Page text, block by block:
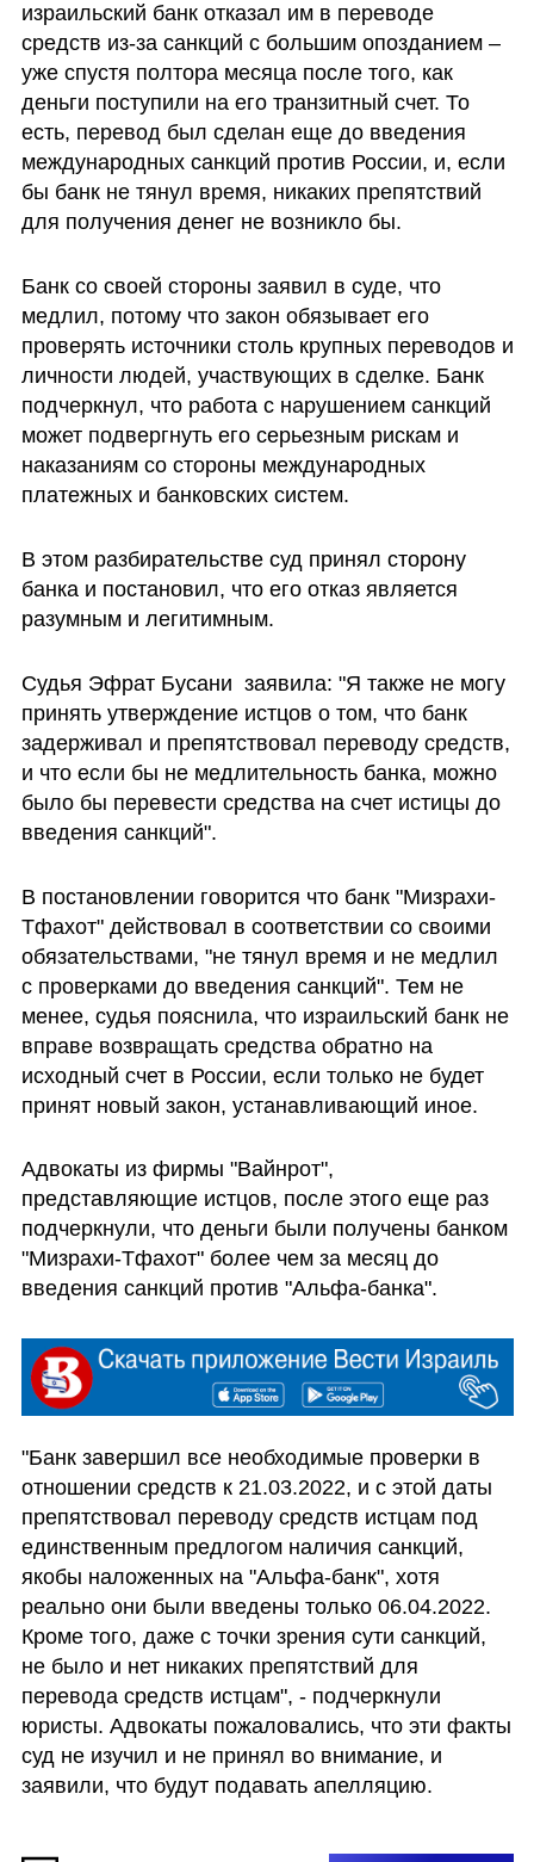
израильский банк отказал им в переводе
средств из-за санкций с большим опозданием –
уже спустя полтора месяца после того, как
деньги поступили на его транзитный счет. То
есть, перевод был сделан еще до введения
международных санкций против России, и, если
бы банк не тянул время, никаких препятствий
для получения денег не возникло бы.
Банк со своей стороны заявил в суде, что
медлил, потому что закон обязывает его
проверять источники столь крупных переводов и
личности людей, участвующих в сделке. Банк
подчеркнул, что работа с нарушением санкций
может подвергнуть его серьезным рискам и
наказаниям со стороны международных
платежных и банковских систем.
В этом разбирательстве суд принял сторону
банка и постановил, что его отказ является
разумным и легитимным.
Судья Эфрат Бусани  заявила: "Я также не могу
принять утверждение истцов о том, что банк
задерживал и препятствовал переводу средств,
и что если бы не медлительность банка, можно
было бы перевести средства на счет истицы до
введения санкций".
В постановлении говорится что банк "Мизрахи-
Тфахот" действовал в соответствии со своими
обязательствами, "не тянул время и не медлил
с проверками до введения санкций". Тем не
менее, судья пояснила, что израильский банк не
вправе возвращать средства обратно на
исходный счет в России, если только не будет
принят новый закон, устанавливающий иное.
Адвокаты из фирмы "Вайнрот",
представляющие истцов, после этого еще раз
подчеркнули, что деньги были получены банком
"Мизрахи-Тфахот" более чем за месяц до
введения санкций против "Альфа-банка".
"Банк завершил все необходимые проверки в
отношении средств к 21.03.2022, и с этой даты
препятствовал переводу средств истцам под
единственным предлогом наличия санкций,
якобы наложенных на "Альфа-банк", хотя
реально они были введены только 06.04.2022.
Кроме того, даже с точки зрения сути санкций,
не было и нет никаких препятствий для
перевода средств истцам", - подчеркнули
юристы. Адвокаты пожаловались, что эти факты
суд не изучил и не принял во внимание, и
заявили, что будут подавать апелляцию.